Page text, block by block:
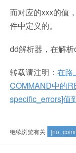
而对应的xxx的值
件中定义的。
dd解析器，在解析
转载请注明： 在路
COMMAND中的
specific_errors]值
继续浏览有关